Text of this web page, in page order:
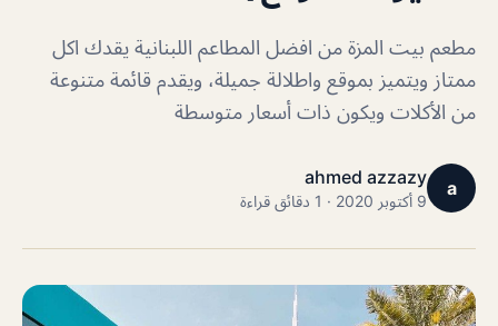
مطعم بيت المزة من افضل المطاعم اللبنانية يقدك اكل
ممتاز ويتميز بموقع واطلالة جميلة، ويقدم قائمة متنوعة
من الأكلات ويكون ذات أسعار متوسطة
a
ahmed azzazy
9 أكتوبر 2020 · 1 دقائق قراءة